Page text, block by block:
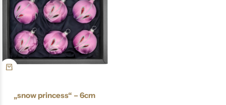
„snow princess“ – 6cm